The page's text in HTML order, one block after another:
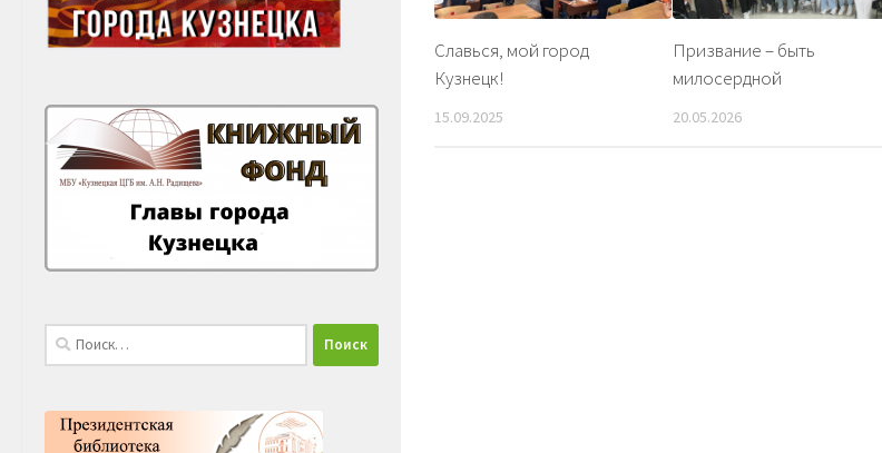
Славься, мой город
Кузнецк!
15.09.2025
Призвание – быть
милосердной
20.05.2026
Найти: